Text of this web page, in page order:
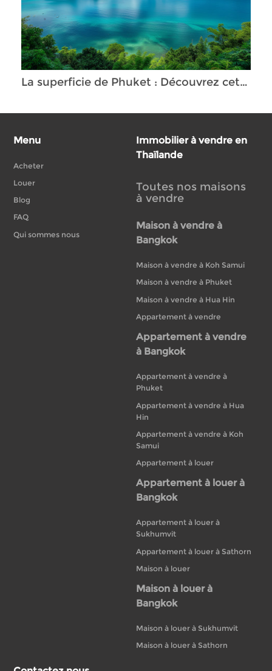
La superficie de Phuket : Découvrez cette île paradisiaque et ses attraits géographiques
Menu
Acheter
Louer
Blog
FAQ
Qui sommes nous
Immobilier à vendre en
Thaïlande
Toutes nos maisons
à vendre
Maison à vendre à
Bangkok
Maison à vendre à Koh Samui
Maison à vendre à Phuket
Maison à vendre à Hua Hin
Appartement à vendre
Appartement à vendre
à Bangkok
Appartement à vendre à
Phuket
Appartement à vendre à Hua
Hin
Appartement à vendre à Koh
Samui
Appartement à louer
Appartement à louer à
Bangkok
Appartement à louer à
Sukhumvit
Appartement à louer à Sathorn
Maison à louer
Maison à louer à
Bangkok
Maison à louer à Sukhumvit
Maison à louer à Sathorn